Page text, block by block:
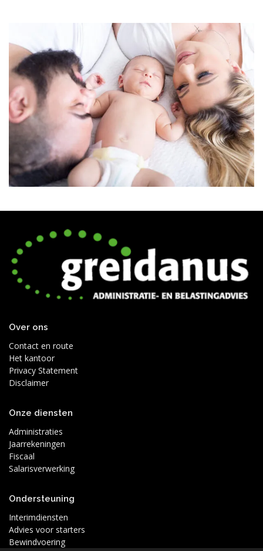
Over ons
Contact en route
Het kantoor
Privacy Statement
Disclaimer
Onze diensten
Administraties
Jaarrekeningen
Fiscaal
Salarisverwerking
Ondersteuning
Interimdiensten
Advies voor starters
Bewindvoering